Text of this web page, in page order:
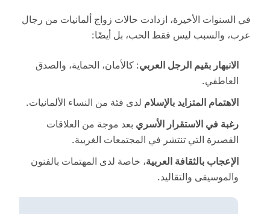
في السنوات الأخيرة، ازدادت حالات زواج ألمانيات من رجال
عرب، والسبب ليس فقط الحب، بل أيضًا:
الانبهار بقيم الرجل العربي: كالأمان، الحماية، والصدق
العاطفي.
الاهتمام المتزايد بالإسلام لدى فئة من النساء الألمانيات.
رغبة في الاستقرار الأسري بعد موجة من العلاقات
القصيرة التي تنتشر في المجتمعات الغربية.
الإعجاب بالثقافة العربية، خاصة لدى المهتمات بالفنون
والموسيقى والتقاليد.